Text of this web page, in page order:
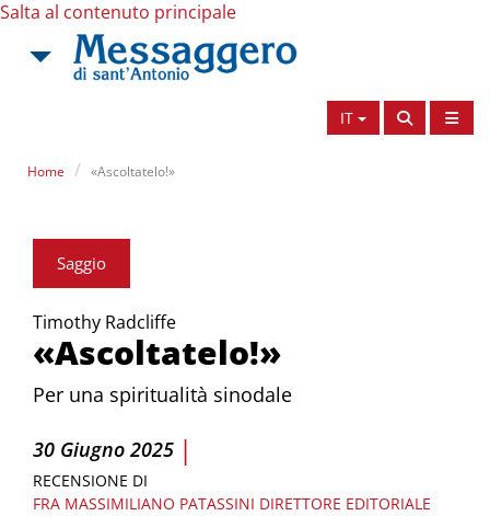
Salta al contenuto principale
IT
Home «Ascoltatelo!»
Saggio
Timothy Radcliffe
«Ascoltatelo!»
Per una spiritualità sinodale
30 Giugno 2025 |
RECENSIONE DI
FRA MASSIMILIANO PATASSINI DIRETTORE EDITORIALE